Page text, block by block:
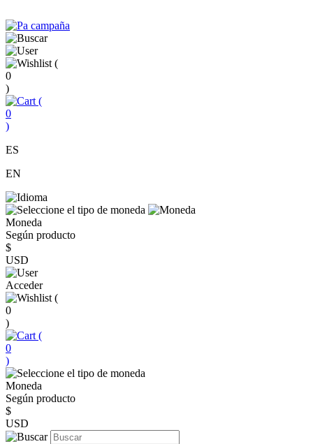
(
0
)
(
0
)
ES
EN
Moneda
Según producto
$
USD
Acceder
(
0
)
(
0
)
Moneda
Según producto
$
USD